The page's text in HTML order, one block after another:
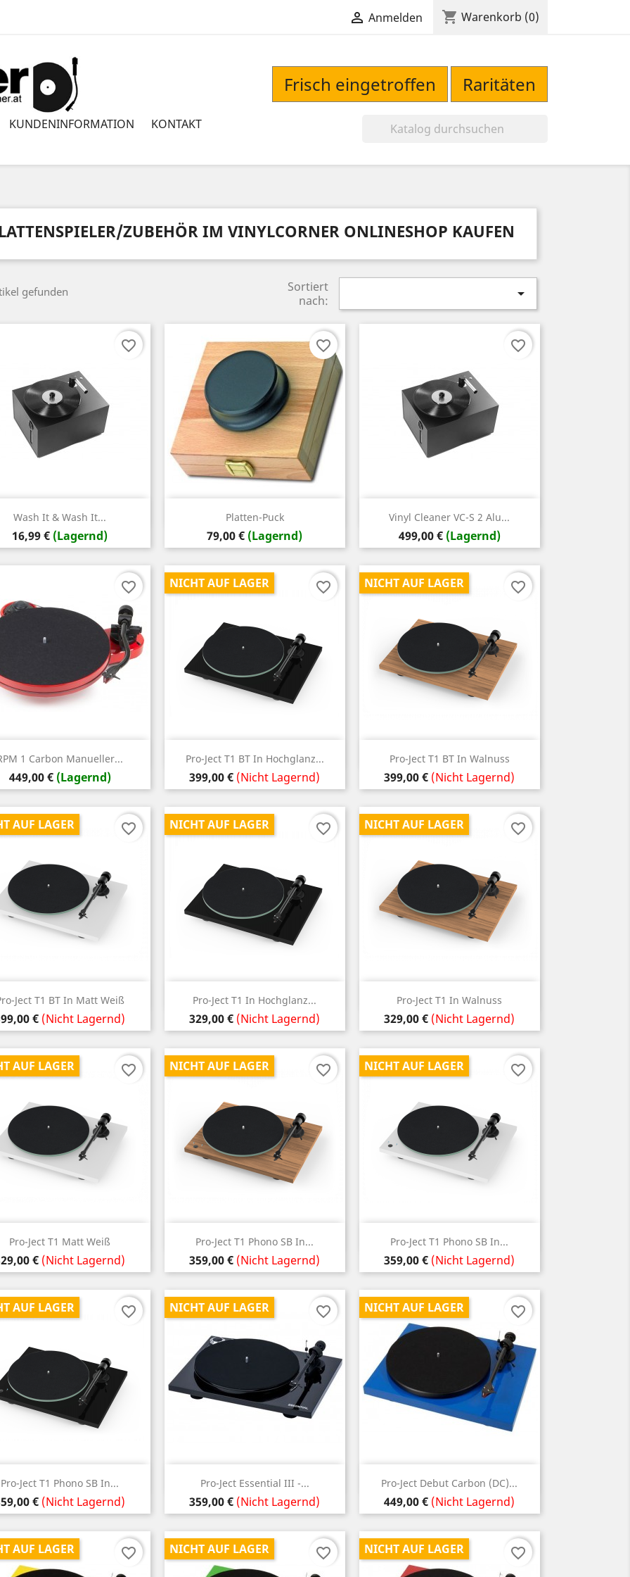
 Anmelden shopping_cart Warenkorb (0)
Frisch eingetroffen Raritäten
KUNDENINFORMATION KONTAKT
ZUBEHÖR IM VINYLCORNER ONLINESHOP KAUFEN
gefunden
Sortiert
nach:

Wash It & Wash It...
Preis
16,99 € (Lagernd)
 Vorschau
favorite_border
Platten-Puck
Preis
79,00 € (Lagernd)
Vorschau
favorite_border
Vinyl Cleaner VC-S 2 Alu...
Preis
499,00 € (Lagernd)
Vorschau
favorite_border
1 Carbon Manueller...
Preis
449,00 € (Lagernd)
Vorschau
favorite_border
Pro-Ject T1 BT In Hochglanz...
Preis
399,00 € (Nicht Lagernd)
NICHT AUF LAGER
 Vorschau
favorite_border
Pro-Ject T1 BT In Walnuss
Preis
399,00 € (Nicht Lagernd)
NICHT AUF LAGER
Vorschau
favorite_border
Ject T1 BT In Matt Weiß
€ (Nicht Lagernd)
AUF LAGER
Vorschau
favorite_border
Pro-Ject T1 In Hochglanz...
Preis
329,00 € (Nicht Lagernd)
NICHT AUF LAGER
Vorschau
favorite_border
Pro-Ject T1 In Walnuss
Preis
329,00 € (Nicht Lagernd)
NICHT AUF LAGER
Vorschau
favorite_border
Pro-Ject T1 Matt Weiß
€ (Nicht Lagernd)
AUF LAGER
Vorschau
favorite_border
Pro-Ject T1 Phono SB In...
Preis
359,00 € (Nicht Lagernd)
NICHT AUF LAGER
Vorschau
favorite_border
Pro-Ject T1 Phono SB In...
Preis
359,00 € (Nicht Lagernd)
NICHT AUF LAGER
Vorschau
favorite_border
Pro-Ject T1 Phono SB In...
€ (Nicht Lagernd)
AUF LAGER
Vorschau
favorite_border
Pro-Ject Essential III -...
Preis
359,00 € (Nicht Lagernd)
NICHT AUF LAGER
 Vorschau
favorite_border
Pro-Ject Debut Carbon (DC)...
Preis
449,00 € (Nicht Lagernd)
NICHT AUF LAGER
Vorschau
favorite_border
AUF LAGER favorite_border NICHT AUF LAGER favorite_border NICHT AUF LAGER favorite_border